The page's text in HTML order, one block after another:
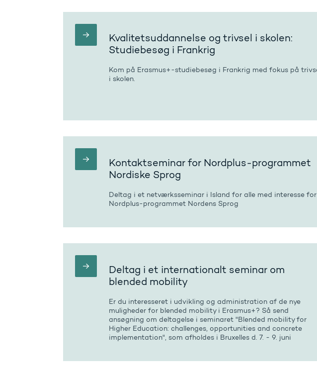
Kvalitetsuddannelse og trivsel i skolen:
Studiebesøg i Frankrig
Kom på Erasmus+-studiebesøg i Frankrig med fokus på
i skolen.
Kontaktseminar for Nordplus-programmet
Nordiske Sprog
Deltag i et netværksseminar i Island for alle med interesse for
Nordplus-programmet Nordens Sprog
Deltag i et internationalt seminar om
blended mobility
Er du interesseret i udvikling og administration af de nye
muligheder for blended mobility i Erasmus+? Så send
ansøgning om deltagelse i seminaret "Blended mobility for
Higher Education: challenges, opportunities and concrete
implementation", som afholdes i Bruxelles d. 7. - 9. juni